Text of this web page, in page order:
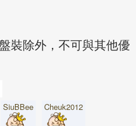
裝除外，不可與其他優
SiuBBee Cheuk2012